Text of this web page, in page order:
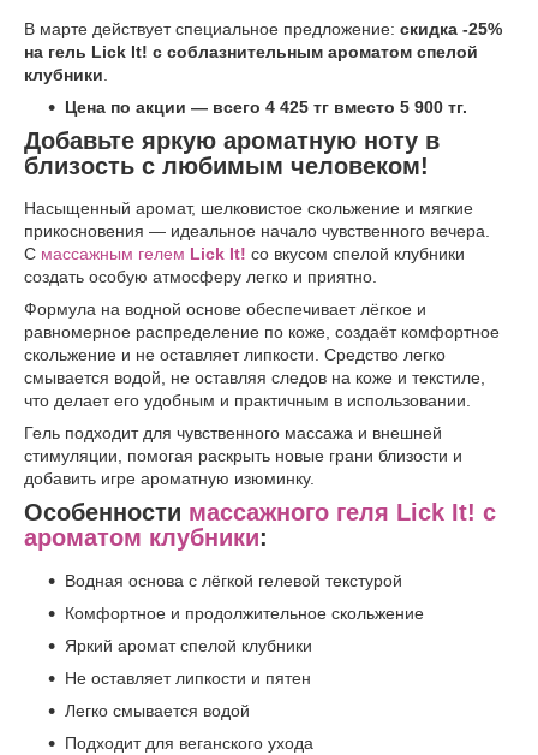
В марте действует специальное предложение: скидка -25%
на гель Lick It! с соблазнительным ароматом спелой
клубники
Цена по акции — всего 4 425 тг вместо 5 900 тг.
Добавьте яркую ароматную ноту в
близость с любимым человеком!
Насыщенный аромат, шелковистое скольжение и мягкие
прикосновения — идеальное начало чувственного вечера.
С массажным гелем Lick It! со вкусом спелой клубники
создать особую атмосферу легко и приятно.
Формула на водной основе обеспечивает лёгкое и
равномерное распределение по коже, создаёт комфортное
скольжение и не оставляет липкости. Средство легко
смывается водой, не оставляя следов на коже и текстиле,
что делает его удобным и практичным в использовании.
Гель подходит для чувственного массажа и внешней
стимуляции, помогая раскрыть новые грани близости и
добавить игре ароматную изюминку.
Особенности массажного геля Lick It! с
ароматом клубники:
Водная основа с лёгкой гелевой текстурой
Комфортное и продолжительное скольжение
Яркий аромат спелой клубники
Не оставляет липкости и пятен
Легко смывается водой
Подходит для веганского ухода